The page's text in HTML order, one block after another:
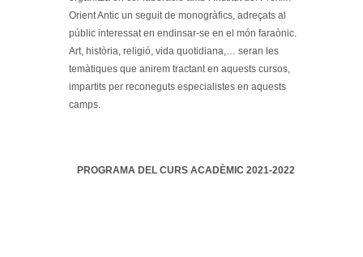
Orient Antic un seguit de monogràfics, adreçats al
públic interessat en endinsar-se en el món faraònic.
Art, història, religió, vida quotidiana,… seran les
temàtiques que anirem tractant en aquests cursos,
impartits per reconeguts especialistes en aquests
camps.
PROGRAMA DEL CURS ACADÈMIC 2021-2022